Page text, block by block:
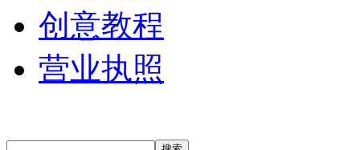
创意教程
营业执照